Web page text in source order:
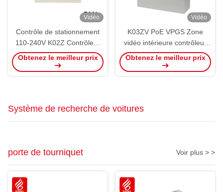
Vidéo
Contrôle de stationnement
110-240V K02Z Contrôleur
de zone intérieure RS485
CAN Bus Ultrasons PGS
Obtenez le meilleur prix
Vidéo
K03ZV PoE VPGS Zone
vidéo intérieure contrôleur
de la caméra LPR
reconnaître le contrôle de
Obtenez le meilleur prix
Système de recherche de voitures
porte de tourniquet Voir plus > >